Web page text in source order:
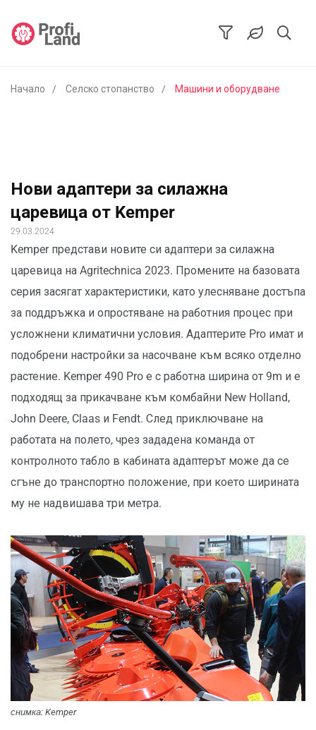
Начало Селско стопанство Машини и оборудване
Нови адаптери за силажна
царевица от Kemper
29.03.2024
Kemper представи новите си адаптери за силажна
царевица на Agritechnica 2023. Промените на базовата
серия засягат характеристики, като улесняване достъпа
за поддръжка и опростяване на работния процес при
усложнени климатични условия. Адаптерите Pro имат и
подобрени настройки за насочване към всяко отделно
растение. Kemper 490 Pro е с работна ширина от 9m и е
подходящ за прикачване към комбайни New Holland,
John Deere, Claas и Fendt. След приключване на
работата на полето, чрез зададена команда от
контролното табло в кабината адаптерът може да се
сгъне до транспортно положение, при което ширината
му не надвишава три метра.
снимка: Kemper